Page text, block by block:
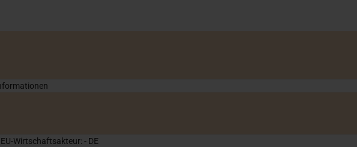
Wirtschaftsakteur: - DE